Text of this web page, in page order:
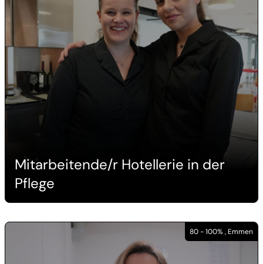
Mitarbeitende/r Hotellerie in der
Pflege
80 - 100% , Emmen